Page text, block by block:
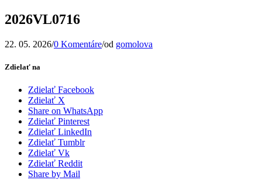
2026VL0716
22. 05. 2026/0 Komentáre/od gomolova
Zdielať na
Zdielať Facebook
Zdielať X
Share on WhatsApp
Zdielať Pinterest
Zdielať LinkedIn
Zdielať Tumblr
Zdielať Vk
Zdielať Reddit
Share by Mail